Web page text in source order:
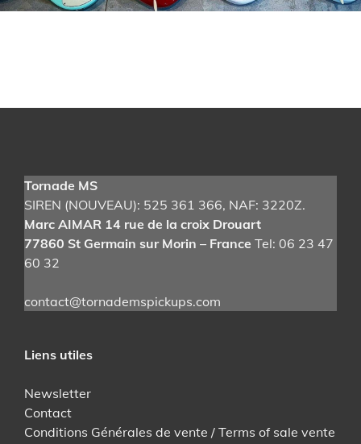
Tornade MS
SIREN (NOUVEAU): 525 361 366, NAF: 3220Z.
Marc AIMAR 14 rue de la croix Drouart
77860 St Germain sur Morin – France Tel: 06 23 47
60 32
contact@tornademspickups.com
Liens utiles
Newsletter
Contact
Conditions Générales de vente / Terms of sale vente